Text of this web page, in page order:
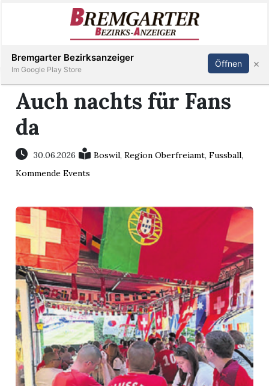
Immobilien
Veranstaltungen
E-
Paper
Newsletter
App
Inserieren Abonnieren Anmelden
Auch nachts für Fans
da
30.06.2026 Boswil,Region Oberfreiamt,Fussball,
Kommende Events
Bremgarter Bezirksanzeiger
Im Google Play Store
Öffnen ×